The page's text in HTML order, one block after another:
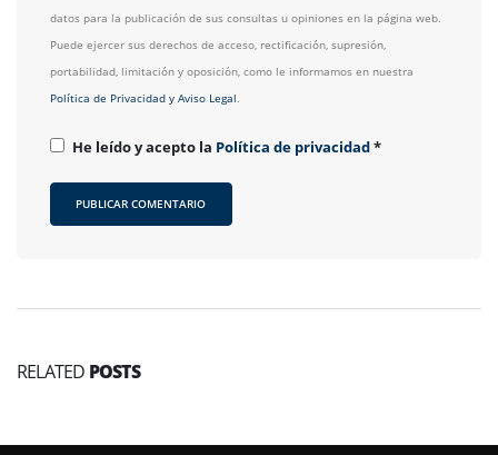
datos para la publicación de sus consultas u opiniones en la página web.
Puede ejercer sus derechos de acceso, rectificación, supresión,
portabilidad, limitación y oposición, como le informamos en nuestra
Política de Privacidad y Aviso Legal.
He leído y acepto la Política de privacidad*
RELATED POSTS